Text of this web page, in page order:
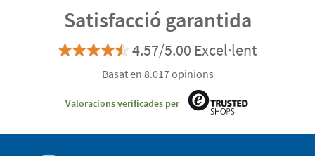
Satisfacció garantida
4.57/5.00 Excel·lent
Basat en 8.017 opinions
Valoracions verificades per